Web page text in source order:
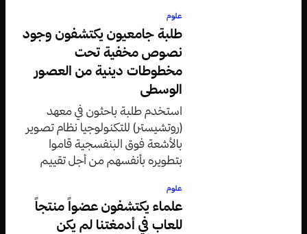
علوم
طلبة جامعيون يكتشفون وجود
نصوص مخفية تحت
مخطوطات دينية من العصور
الوسطى
استخدم طلبة باحثون في معهد
(روتشيستر) للتكنولوجيا نظام تصوير
بالأشعة فوق البنفسجية قاموا
بتطويره بأنفسهم من أجل تقييم
علوم
علماء يكتشفون عضواً منتجاً
للعاب في أدمغتنا لم يكن